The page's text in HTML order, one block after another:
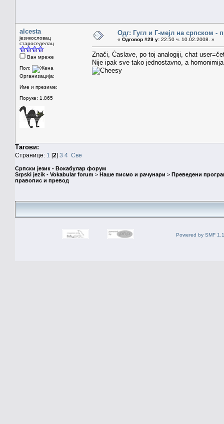
alcesta
језикословац
староседелац
Ван мреже
Пол:
Организација:
Име и презиме:
Поруке: 1.865
Одг: Гугл и Г-мејл на српском -
« Одговор #29 у: 22.50 ч. 10.02.2008. »
Znači, Časlave, po toj analogiji, chat
Nije ipak sve tako jednostavno, a
Тагови:
Странице: 1 [2] 3 4 Све
Српски језик - Вокабулар форум
Srpski jezik - Vokabular forum > Наше писмо и рачунари > Преведени
правопис и превод
Powered by SMF